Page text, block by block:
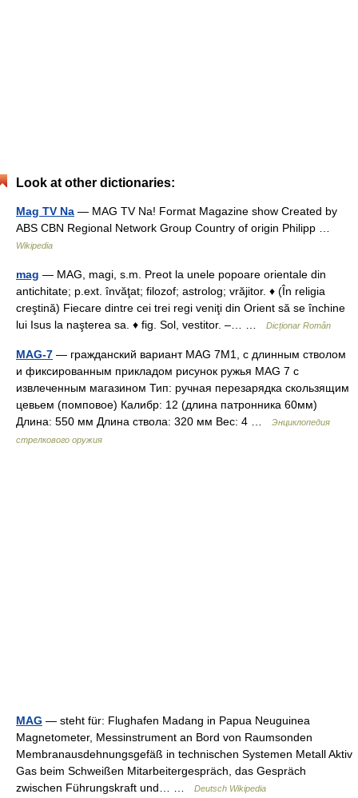
Look at other dictionaries:
Mag TV Na — MAG TV Na! Format Magazine show Created by
ABS CBN Regional Network Group Country of origin Philipp …
Wikipedia
mag — MAG, magi, s.m. Preot la unele popoare orientale din
antichitate; p.ext. învăţat; filozof; astrolog; vrăjitor. ♦ (În religia
creştină) Fiecare dintre cei trei regi veniţi din Orient să se închine
lui Isus la naşterea sa. ♦ fig. Sol, vestitor. –… …
Dicționar Român
MAG-7 — гражданский вариант MAG 7M1, с длинным стволом
и фиксированным прикладом рисунок ружья MAG 7 с
извлеченным магазином Тип: ручная перезарядка скользящим
цевьем (помповое) Калибр: 12 (длина патронника 60мм)
Длина: 550 мм Длина ствола: 320 мм Вес: 4 …
Энциклопедия
стрелкового оружия
MAG — steht für: Flughafen Madang in Papua Neuguinea
Magnetometer, Messinstrument an Bord von Raumsonden
Membranausdehnungsgefäß in technischen Systemen Metall Aktiv
Gas beim Schweißen Mitarbeitergespräch, das Gespräch
zwischen Führungskraft und… …
Deutsch Wikipedia